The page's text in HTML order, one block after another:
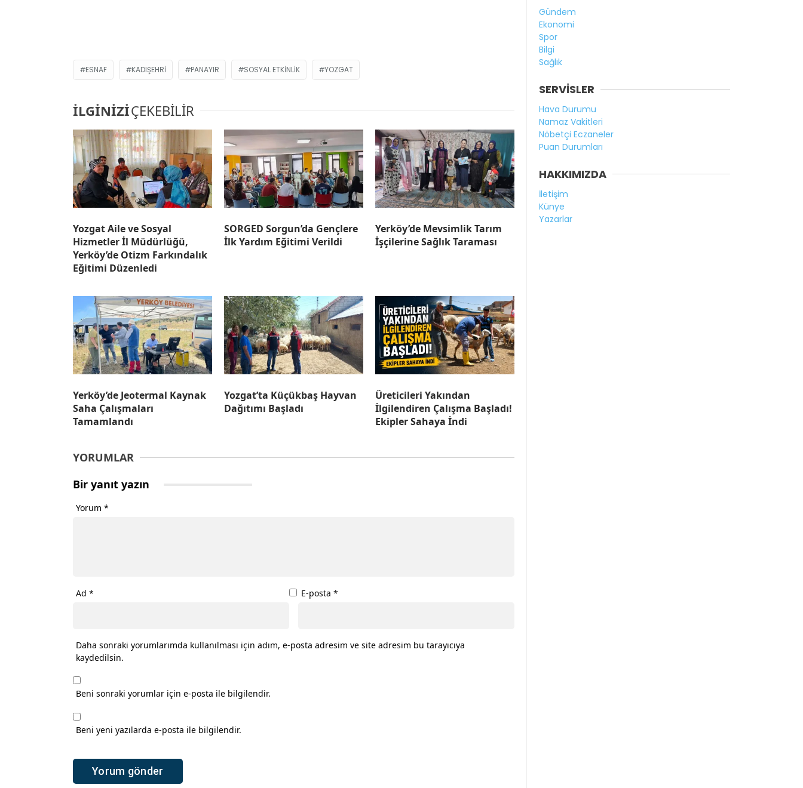
ESNAF KADIŞEHRI PANAYIR SOSYAL ETKINLIK YOZGAT
İLGİNİZİÇEKEBİLİR
Yozgat Aile ve Sosyal
Hizmetler İl Müdürlüğü,
Yerköy’de Otizm Farkındalık
Eğitimi Düzenledi
SORGED Sorgun’da Gençlere
İlk Yardım Eğitimi Verildi
Yerköy’de Mevsimlik Tarım
İşçilerine Sağlık Taraması
Yerköy’de Jeotermal Kaynak
Saha Çalışmaları
Tamamlandı
Yozgat’ta Küçükbaş Hayvan
Dağıtımı Başladı
Üreticileri Yakından
İlgilendiren Çalışma Başladı!
Ekipler Sahaya İndi
YORUMLAR
Bir yanıt yazın
Yorum *
Ad * E-posta *
Daha sonraki yorumlarımda kullanılması için adım, e-posta adresim ve site adresim bu tarayıcıya
kaydedilsin.
Beni sonraki yorumlar için e-posta ile bilgilendir.
Beni yeni yazılarda e-posta ile bilgilendir.
Gündem
Ekonomi
Spor
Bilgi
Sağlık
SERVİSLER
Hava Durumu
Namaz Vakitleri
Nöbetçi Eczaneler
Puan Durumları
HAKKIMIZDA
İletişim
Künye
Yazarlar